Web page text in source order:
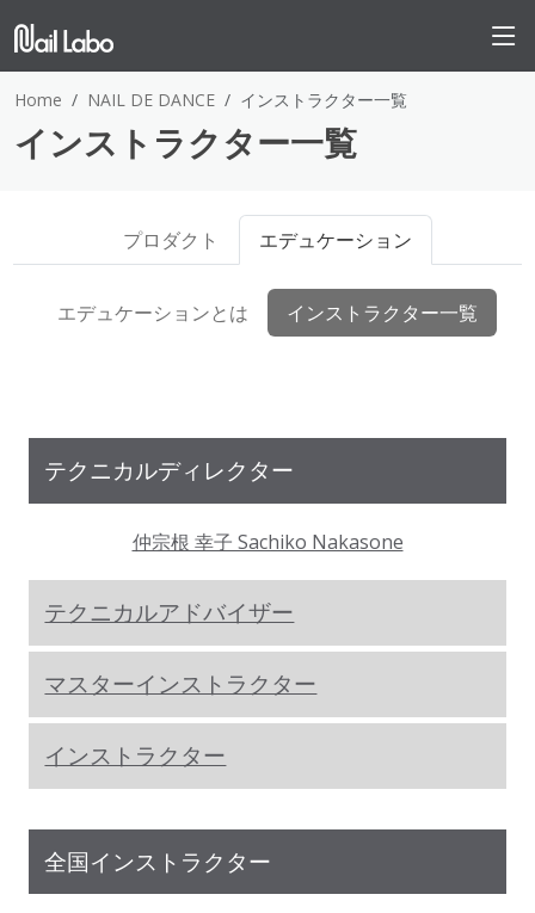
Home NAIL DE DANCE インストラクター一覧
インストラクター一覧
プロダクト エデュケーション
エデュケーションとは インストラクター一覧
テクニカルディレクター
仲宗根 幸子 Sachiko Nakasone
テクニカルアドバイザー
マスターインストラクター
インストラクター
全国インストラクター